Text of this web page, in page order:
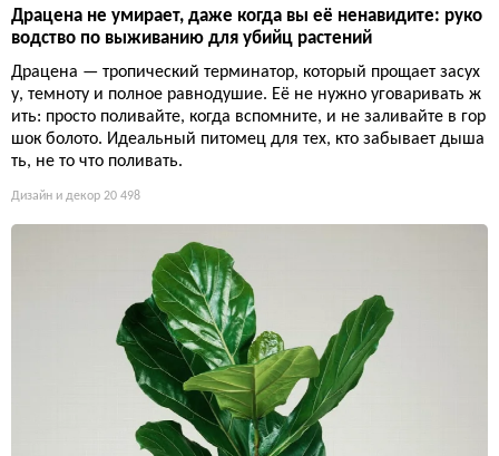
Драцена не умирает, даже когда вы её ненавидите: руко
водство по выживанию для убийц растений
Драцена — тропический терминатор, который прощает засух
у, темноту и полное равнодушие. Её не нужно уговаривать ж
ить: просто поливайте, когда вспомните, и не заливайте в гор
шок болото. Идеальный питомец для тех, кто забывает дыша
ть, не то что поливать.
Дизайн и декор 20 498